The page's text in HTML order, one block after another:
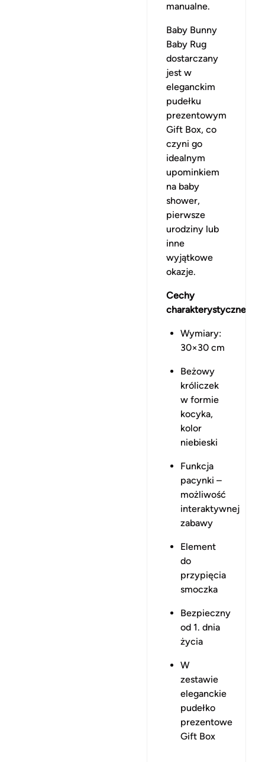
manualne.
Baby Bunny
Baby Rug
dostarczany
jest w
eleganckim
pudełku
prezentowym
Gift Box, co
czyni go
idealnym
upominkiem
na baby
shower,
pierwsze
urodziny lub
inne
wyjątkowe
okazje.
Cechy
charakterystyczne:
Wymiary:
30×30 cm
Beżowy
króliczek
w formie
kocyka,
kolor
niebieski
Funkcja
pacynki –
możliwość
interaktywnej
zabawy
Element
do
przypięcia
smoczka
Bezpieczny
od 1. dnia
życia
W
zestawie
eleganckie
pudełko
prezentowe
Gift Box